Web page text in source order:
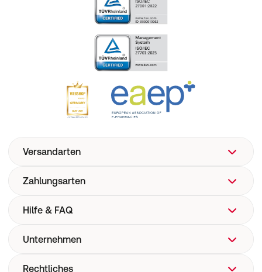
Versandarten
Zahlungsarten
Hilfe & FAQ
FAQ
Unternehmen
Über uns
Rechtliches